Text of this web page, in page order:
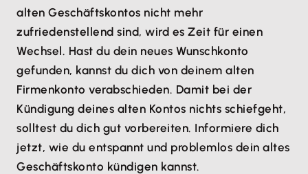
alten Geschäftskontos nicht mehr
zufriedenstellend sind, wird es Zeit für einen
Wechsel. Hast du dein neues Wunschkonto
gefunden, kannst du dich von deinem alten
Firmenkonto verabschieden. Damit bei der
Kündigung deines alten Kontos nichts schiefgeht,
solltest du dich gut vorbereiten. Informiere dich
jetzt, wie du entspannt und problemlos dein altes
Geschäftskonto kündigen kannst.